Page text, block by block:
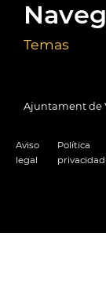
Temas
Ajuntament de
Aviso
legal
Política
privacidad